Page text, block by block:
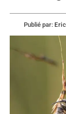
Publié par: